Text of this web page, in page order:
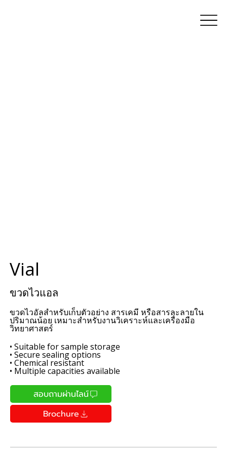
Vial
ขวดไวแอล
ขวดไวอัลสำหรับเก็บตัวอย่าง สารเคมี หรือสารละลายใน
ปริมาณน้อย เหมาะสำหรับงานวิเคราะห์และเครื่องมือ
วิทยาศาสตร์
• Suitable for sample storage
• Secure sealing options
• Chemical resistant
• Multiple capacities available
สอบถามผ่านไลน์
Brochure